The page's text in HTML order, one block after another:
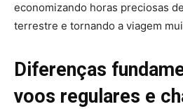
economizando horas preciosas
terrestre e tornando a viagem
Diferenças
voos regulares e